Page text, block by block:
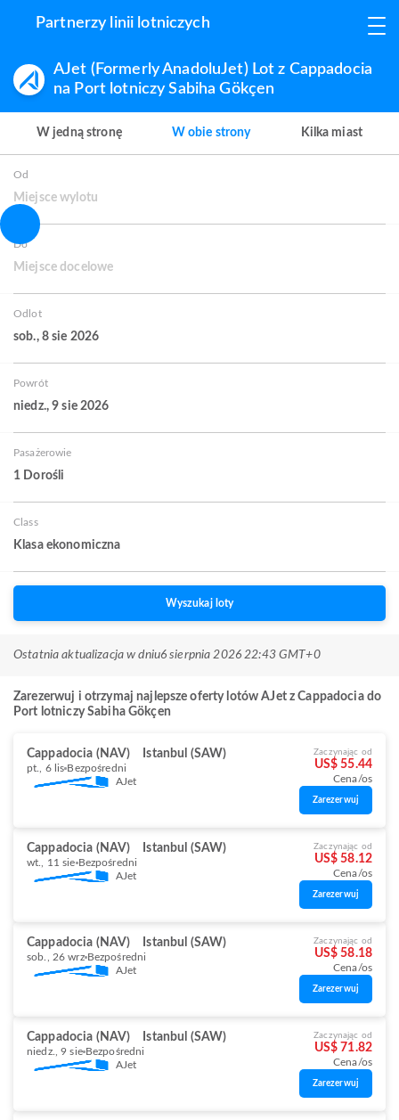
Partnerzy linii lotniczych
AJet (Formerly AnadoluJet) Lot z Cappadocia
na Port lotniczy Sabiha Gökçen
W jedną stronę W obie strony Kilka miast
Od
Miejsce wylotu
Do
Miejsce docelowe
Odlot
sob., 8 sie 2026
Powrót
niedz., 9 sie 2026
Pasażerowie
1 Dorośli
Class
Klasa ekonomiczna
Wyszukaj loty
Ostatnia aktualizacja w dniu6 sierpnia 2026 22:43 GMT+0
Zarezerwuj i otrzymaj najlepsze oferty lotów AJet z Cappadocia do
Port lotniczy Sabiha Gökçen
Cappadocia (NAV) Istanbul (SAW)
pt., 6 lis Bezpośredni
AJet
Zaczynając od
US$ 55.44
Cena/os
Zarezerwuj
Cappadocia (NAV) Istanbul (SAW)
wt., 11 sie Bezpośredni
AJet
Zaczynając od
US$ 58.12
Cena/os
Zarezerwuj
Cappadocia (NAV) Istanbul (SAW)
sob., 26 wrz Bezpośredni
AJet
Zaczynając od
US$ 58.18
Cena/os
Zarezerwuj
Cappadocia (NAV) Istanbul (SAW)
niedz., 9 sie Bezpośredni
AJet
Zaczynając od
US$ 71.82
Cena/os
Zarezerwuj